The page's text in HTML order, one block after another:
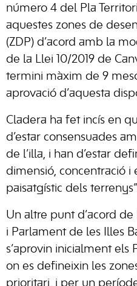
número 4 del Pla
aquestes zones de
(ZDP) d’acord amb la
de la Llei 10/2019 de
termini màxim de 9
aprovació d’aquesta
Cladera ha fet incís en
d’estar consensuades
de l’illa, i han d’estar
dimensió, concentració i
paisatgístic dels
Un altre punt d’acord
i Parlament de les Illes
s’aprovin inicialment els
on es defineixin les
prioritari, i per un